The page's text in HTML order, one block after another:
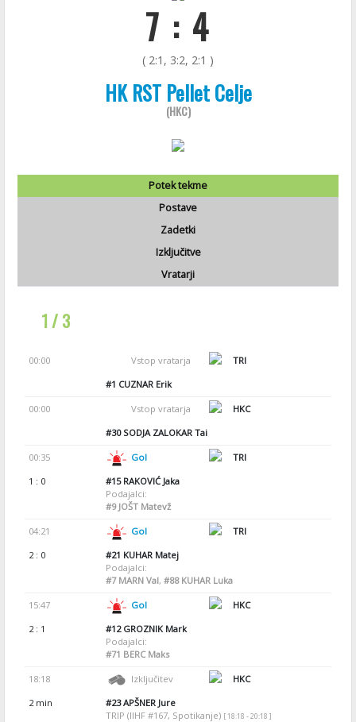
7 : 4
( 2:1, 3:2, 2:1 )
HK RST Pellet Celje
(HKC)
Potek tekme
Postave
Zadetki
Izključitve
Vratarji
1 / 3
00:00 Vstop vratarja
TRI
#1 CUZNAR Erik
00:00 Vstop vratarja
HKC
#30SODJA ZALOKAR Tai
00:35 Gol
TRI
1 : 0
#15RAKOVIĆ Jaka
Podajalci:
#9JOŠT Matevž
04:21 Gol
TRI
2 : 0
#21 KUHAR Matej
Podajalci:
#7MARN Val, #88KUHAR Luka
15:47 Gol
HKC
2 : 1
#12GROZNIK Mark
Podajalci:
#71 BERC Maks
18:18 Izključitev
HKC
2 min
#23APŠNER Jure
TRIP (IIHF #167, Spotikanje) [ 18:18 - 20:18 ]